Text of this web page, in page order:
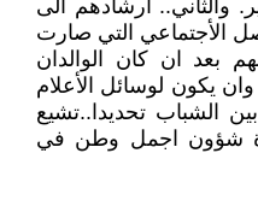
والثاني.. ارشادهم الى
الأجتماعي التي صارت
بعد ان كان الوالدان
وان يكون لوسائل الأعلام
الشباب تحديدا..تشيع
شؤون اجمل وطن في